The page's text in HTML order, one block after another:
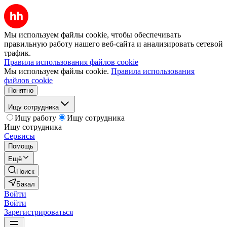
Мы используем файлы cookie, чтобы обеспечивать
правильную работу нашего веб-сайта и анализировать сетевой
трафик.
Правила использования файлов cookie
Мы используем файлы cookie. Правила использования
файлов cookie
Понятно
Ищу сотрудника
Ищу работу
Ищу сотрудника
Ищу сотрудника
Сервисы
Помощь
Ещё
Поиск
Бакал
Войти
Войти
Зарегистрироваться